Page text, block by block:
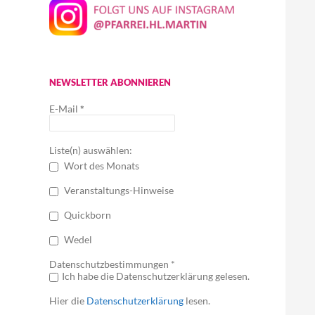
NEWSLETTER ABONNIEREN
E-Mail *
Liste(n) auswählen:
Wort des Monats
Veranstaltungs-Hinweise
Quickborn
Wedel
Datenschutzbestimmungen *
Ich habe die Datenschutzerklärung gelesen.
Hier die Datenschutzerklärung lesen.